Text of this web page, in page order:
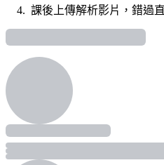
課後上傳解析影片，錯過